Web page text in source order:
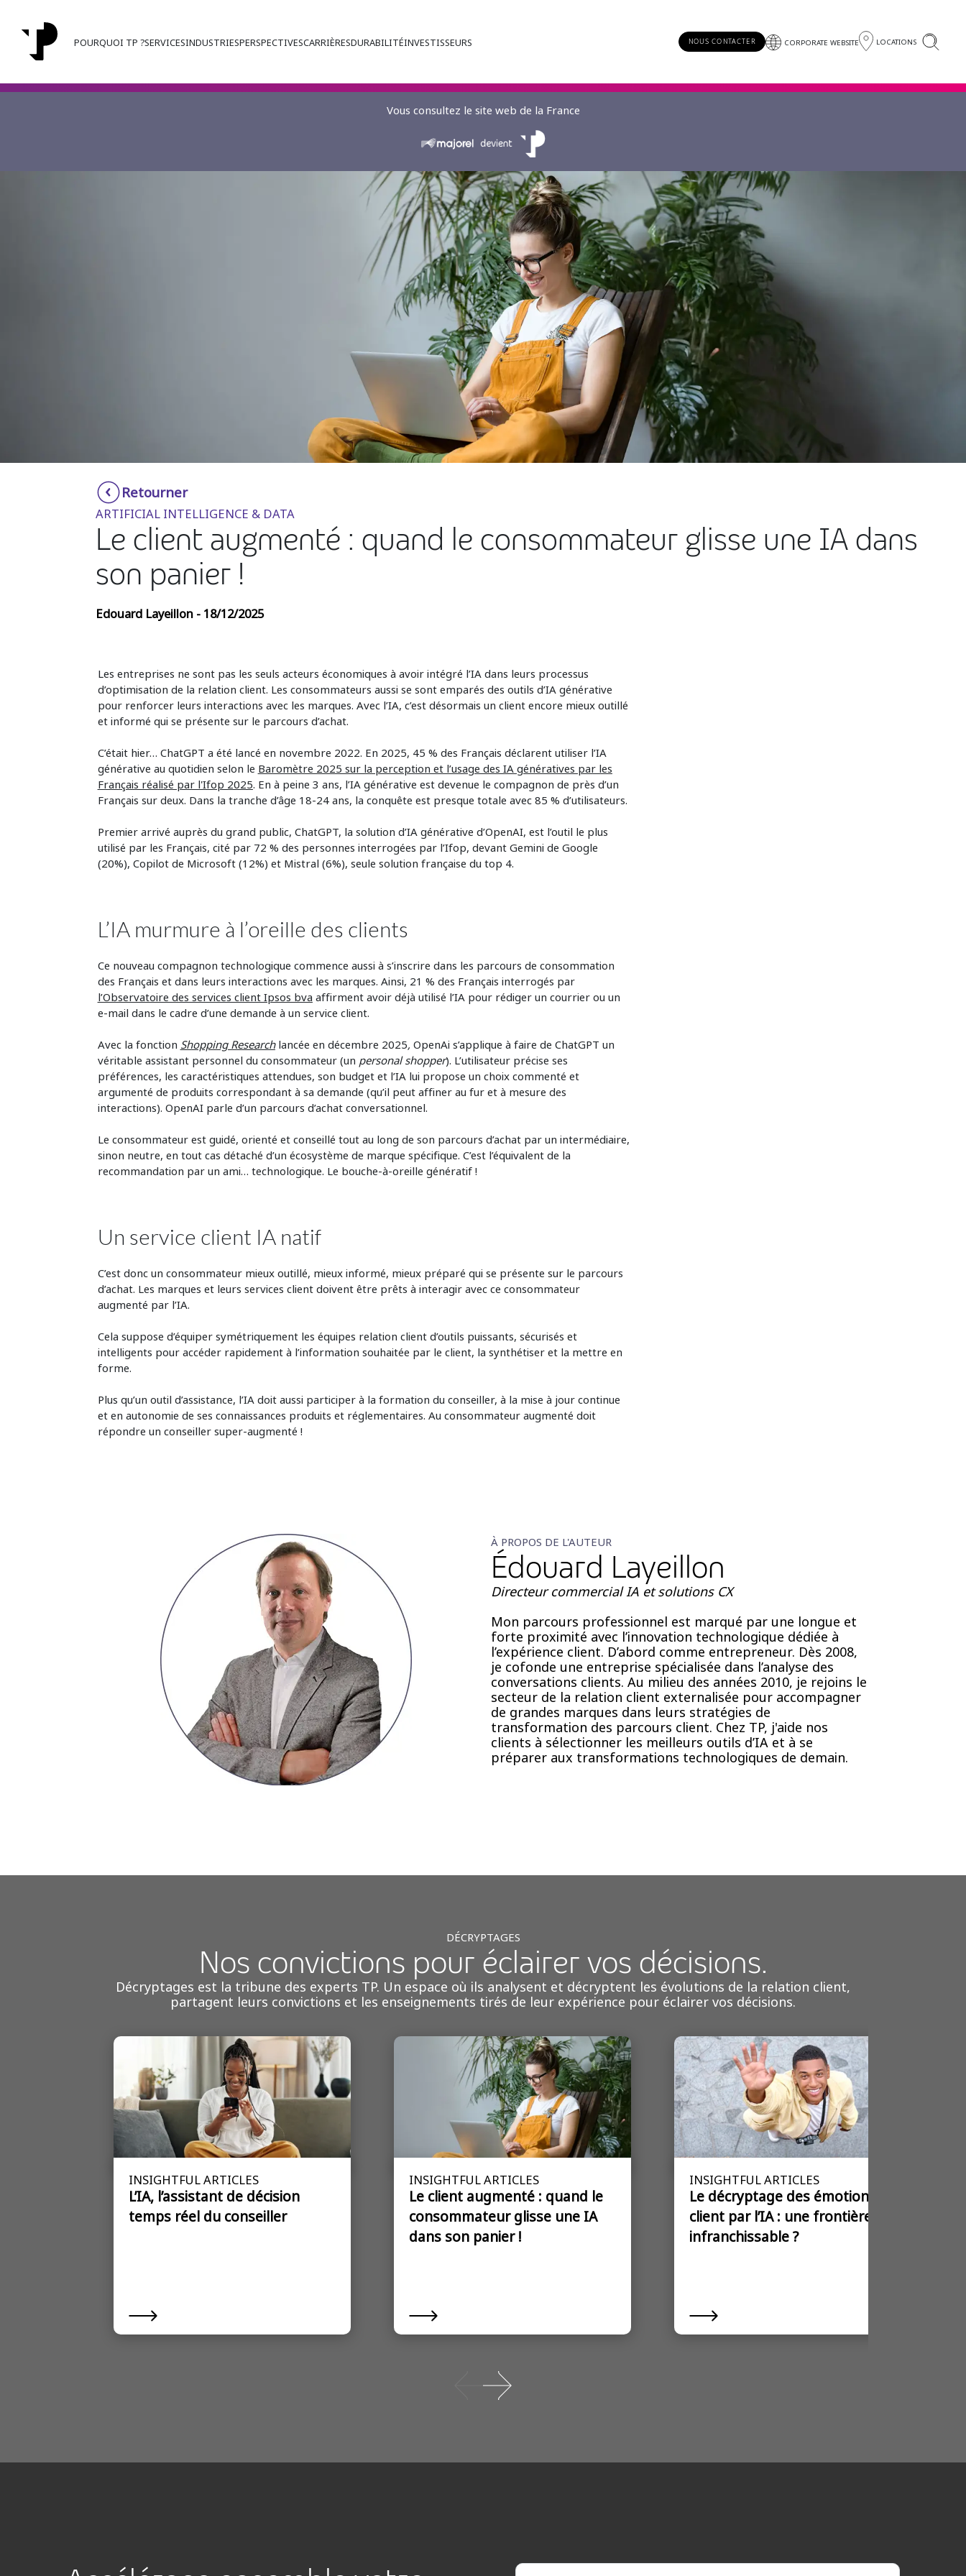
POURQUOI TP ?SERVICESINDUSTRIESPERSPECTIVESCARRIÈRESDURABILITÉINVESTISSEURS NOUS CONTACTER CORPORATE WEBSITE LOCATIONS
Vous consultez le site web de la France
Retourner
ARTIFICIAL INTELLIGENCE & DATA
Le client augmenté : quand le consommateur glisse une IA dans
son panier !
Edouard Layeillon - 18/12/2025
Les entreprises ne sont pas les seuls acteurs économiques à avoir intégré l’IA dans leurs processus
d’optimisation de la relation client. Les consommateurs aussi se sont emparés des outils d’IA générative
pour renforcer leurs interactions avec les marques. Avec l’IA, c’est désormais un client encore mieux outillé
et informé qui se présente sur le parcours d’achat.
C’était hier… ChatGPT a été lancé en novembre 2022. En 2025, 45 % des Français déclarent utiliser l’IA
générative au quotidien selon le Baromètre 2025 sur la perception et l’usage des IA génératives par les
Français réalisé par l'Ifop 2025. En à peine 3 ans, l’IA générative est devenue le compagnon de près d’un
Français sur deux. Dans la tranche d’âge 18-24 ans, la conquête est presque totale avec 85 % d’utilisateurs.
Premier arrivé auprès du grand public, ChatGPT, la solution d’IA générative d’OpenAI, est l’outil le plus
utilisé par les Français, cité par 72 % des personnes interrogées par l’Ifop, devant Gemini de Google
(20%), Copilot de Microsoft (12%) et Mistral (6%), seule solution française du top 4.
L’IA murmure à l’oreille des clients
Ce nouveau compagnon technologique commence aussi à s’inscrire dans les parcours de consommation
des Français et dans leurs interactions avec les marques. Ainsi, 21 % des Français interrogés par
l’Observatoire des services client Ipsos bva affirment avoir déjà utilisé l’IA pour rédiger un courrier ou un
e-mail dans le cadre d’une demande à un service client.
Avec la fonction Shopping Researchlancée en décembre 2025, OpenAi s’applique à faire de ChatGPT un
véritable assistant personnel du consommateur (un personal shopper). L’utilisateur précise ses
préférences, les caractéristiques attendues, son budget et l’IA lui propose un choix commenté et
argumenté de produits correspondant à sa demande (qu’il peut affiner au fur et à mesure des
interactions). OpenAI parle d’un parcours d’achat conversationnel.
Le consommateur est guidé, orienté et conseillé tout au long de son parcours d’achat par un intermédiaire,
sinon neutre, en tout cas détaché d’un écosystème de marque spécifique. C’est l’équivalent de la
recommandation par un ami… technologique. Le bouche-à-oreille génératif !
Un service client IA natif
C’est donc un consommateur mieux outillé, mieux informé, mieux préparé qui se présente sur le parcours
d’achat. Les marques et leurs services client doivent être prêts à interagir avec ce consommateur
augmenté par l’IA.
Cela suppose d’équiper symétriquement les équipes relation client d’outils puissants, sécurisés et
intelligents pour accéder rapidement à l’information souhaitée par le client, la synthétiser et la mettre en
forme.
Plus qu’un outil d’assistance, l’IA doit aussi participer à la formation du conseiller, à la mise à jour continue
et en autonomie de ses connaissances produits et réglementaires. Au consommateur augmenté doit
répondre un conseiller super-augmenté !
À PROPOS DE L'AUTEUR
Édouard Layeillon
Directeur commercial IA et solutions CX
Mon parcours professionnel est marqué par une longue et
forte proximité avec l’innovation technologique dédiée à
l’expérience client. D’abord comme entrepreneur. Dès 2008,
je cofonde une entreprise spécialisée dans l’analyse des
conversations clients. Au milieu des années 2010, je rejoins le
secteur de la relation client externalisée pour accompagner
de grandes marques dans leurs stratégies de
transformation des parcours client. Chez TP, j'aide nos
clients à sélectionner les meilleurs outils d’IA et à se
préparer aux transformations technologiques de demain.
DÉCRYPTAGES
Nos convictions pour éclairer vos décisions.
Décryptages est la tribune des experts TP. Un espace où ils analysent et décryptent les évolutions de la relation client,
partagent leurs convictions et les enseignements tirés de leur expérience pour éclairer vos décisions.
INSIGHTFUL ARTICLES
L’IA, l’assistant de décision
temps réel du conseiller
INSIGHTFUL ARTICLES
Le client augmenté : quand le
consommateur glisse une IA
dans son panier !
INSIGHTFUL ARTICLES
Le décryptage des émotions
client par l’IA : une frontière
infranchissable ?